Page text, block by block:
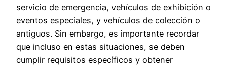
servicio de emergencia, vehículos de exhibición o
eventos especiales, y vehículos de colección o
antiguos. Sin embargo, es importante recordar
que incluso en estas situaciones, se deben
cumplir requisitos específicos y obtener